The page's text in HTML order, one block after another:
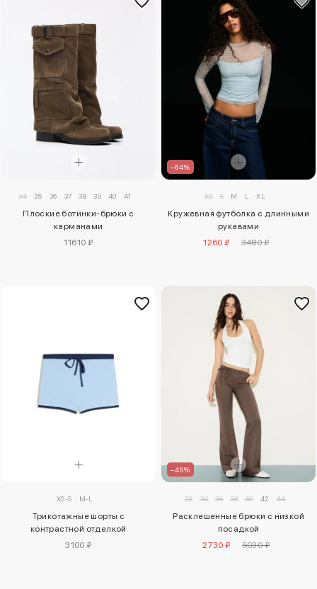
34 35 36 37 38 39 40 41
Плоские ботинки-брюки с
карманами
11610 ₽
–64%
XS S M L XL
Кружевная футболка с длинными
рукавами
1260 ₽
3480 ₽
XS-S M-L
Трикотажные шорты с
контрастной отделкой
3100 ₽
–46%
32 34 36 38 40 42 44
Расклешенные брюки с низкой
посадкой
2730 ₽
5030 ₽